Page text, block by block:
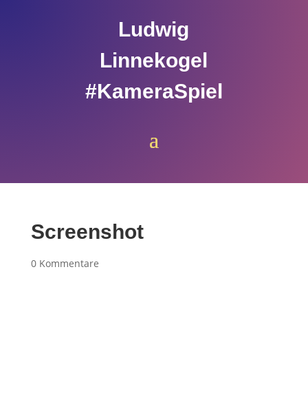
Ludwig
Linnekogel
#KameraSpiel
Screenshot
0 Kommentare